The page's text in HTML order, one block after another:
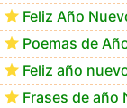
Feliz Año
Poemas de
Feliz año
Frases de año